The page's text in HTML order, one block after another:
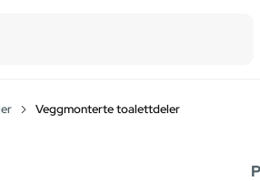
Veggmonterte toalettdeler